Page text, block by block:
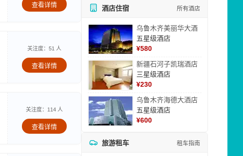
查看详情
关注度：51 人
查看详情
关注度：114 人
查看详情
酒店住宿 所有酒店
乌鲁木齐美丽华大酒
五星级酒店
¥580
新疆石河子凯瑞酒店
三星级酒店
¥230
乌鲁木齐海德大酒店
五星级酒店
¥600
旅游租车 租车指南